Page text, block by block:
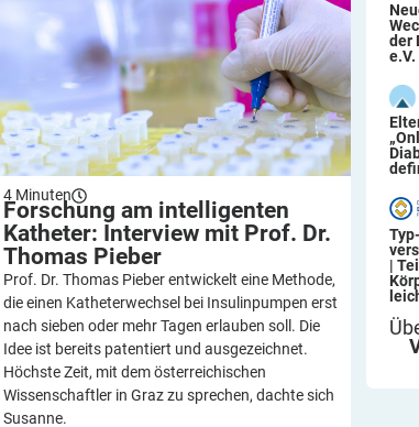
4 Minuten
Forschung am intelligenten
Katheter: Interview mit Prof. Dr.
Thomas Pieber
Prof. Dr. Thomas Pieber entwickelt eine Methode,
die einen Katheterwechsel bei Insulinpumpen erst
nach sieben oder mehr Tagen erlauben soll. Die
Idee ist bereits patentiert und ausgezeichnet.
Höchste Zeit, mit dem österreichischen
Wissenschaftler in Graz zu sprechen, dachte sich
Susanne.
der
e.V.
|